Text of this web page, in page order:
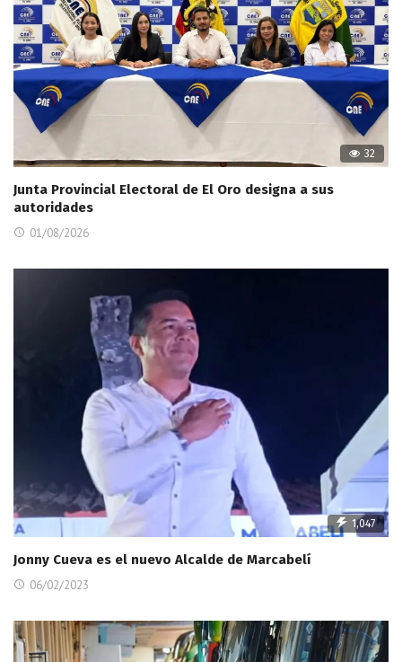
32
Junta Provincial Electoral de El Oro designa a sus
autoridades
01/08/2026
1,047
Jonny Cueva es el nuevo Alcalde de Marcabelí
06/02/2023